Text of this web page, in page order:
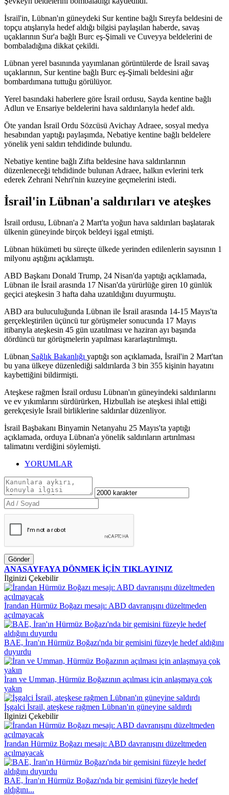
İsrail'in, Lübnan'ın güneydeki Sur kentine bağlı Sıreyfa beldesini de
topçu atışlarıyla hedef aldığı bilgisi paylaşılan haberde, savaş
uçaklarının Sur'a bağlı Burc eş-Şimali ve Cuveyya beldelerini de
bombaladığına dikkat çekildi.
Lübnan yerel basınında yayımlanan görüntülerde de İsrail savaş
uçaklarının, Sur kentine bağlı Burc eş-Şimali beldesini ağır
bombardımana tuttuğu görülüyor.
Yerel basındaki haberlere göre İsrail ordusu, Sayda kentine bağlı
Adlun ve Ensariye beldelerini hava saldırılarıyla hedef aldı.
Öte yandan İsrail Ordu Sözcüsü Avichay Adraee, sosyal medya
hesabından yaptığı paylaşımda, Nebatiye kentine bağlı beldelere
yönelik yeni saldırı tehdidinde bulundu.
Nebatiye kentine bağlı Zifta beldesine hava saldırılarının
düzenleneceği tehdidinde bulunan Adraee, halkın evlerini terk
ederek Zehrani Nehri'nin kuzeyine geçmelerini istedi.
İsrail'in Lübnan'a saldırıları ve ateşkes
İsrail ordusu, Lübnan'a 2 Mart'ta yoğun hava saldırıları başlatarak
ülkenin güneyinde birçok beldeyi işgal etmişti.
Lübnan hükümeti bu süreçte ülkede yerinden edilenlerin sayısının 1
milyonu aştığını açıklamıştı.
ABD Başkanı Donald Trump, 24 Nisan'da yaptığı açıklamada,
Lübnan ile İsrail arasında 17 Nisan'da yürürlüğe giren 10 günlük
geçici ateşkesin 3 hafta daha uzatıldığını duyurmuştu.
ABD ara buluculuğunda Lübnan ile İsrail arasında 14-15 Mayıs'ta
gerçekleştirilen üçüncü tur görüşmeler sonucunda 17 Mayıs
itibarıyla ateşkesin 45 gün uzatılması ve haziran ayı başında
dördüncü tur görüşmelerin yapılması kararlaştırılmıştı.
Lübnan Sağlık Bakanlığı yaptığı son açıklamada, İsrail'in 2 Mart'tan
bu yana ülkeye düzenlediği saldırılarda 3 bin 355 kişinin hayatını
kaybettiğini bildirmişti.
Ateşkese rağmen İsrail ordusu Lübnan'ın güneyindeki saldırılarını
ve ev yıkımlarını sürdürürken, Hizbullah ise ateşkesi ihlal ettiği
gerekçesiyle İsrail birliklerine saldırılar düzenliyor.
İsrail Başbakanı Binyamin Netanyahu 25 Mayıs'ta yaptığı
açıklamada, orduya Lübnan'a yönelik saldırıların artırılması
talimatını verdiğini söylemişti.
YORUMLAR
Gönder
ANASAYFAYA DÖNMEK İÇİN TIKLAYINIZ
İlginizi Çekebilir
İrandan Hürmüz Boğazı mesajı: ABD davranışını düzeltmeden
açılmayacak
BAE, İran'ın Hürmüz Boğazı'nda bir gemisini füzeyle hedef aldığını
duyurdu
İran ve Umman, Hürmüz Boğazının açılması için anlaşmaya çok
yakın
İşgalci İsrail, ateşkese rağmen Lübnan'ın güneyine saldırdı
İlginizi Çekebilir
İrandan Hürmüz Boğazı mesajı: ABD davranışını düzeltmeden
açılmayacak
BAE, İran'ın Hürmüz Boğazı'nda bir gemisini füzeyle hedef
aldığını...